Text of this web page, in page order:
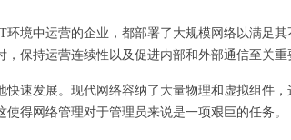
境中运营的企业，都部署了大规模网络以满足
保持运营连续性以及促进内部和外部通信至关重
速发展。现代网络容纳了大量物理和虚拟组件
得网络管理对于管理员来说是一项艰巨的任务。